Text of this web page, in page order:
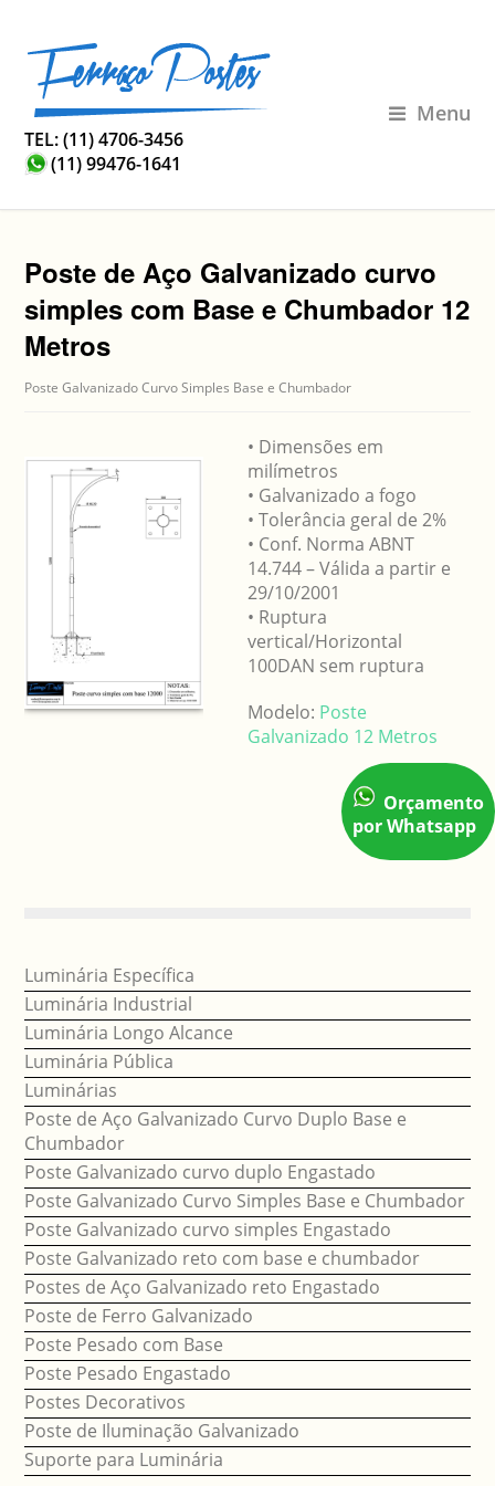
TEL: (11) 4706-3456
(11) 99476-1641
Menu
Orçamento
por Whatsapp
Poste de Aço Galvanizado curvo
simples com Base e Chumbador 12
Metros
Poste Galvanizado Curvo Simples Base e Chumbador
• Dimensões em
milímetros
• Galvanizado a fogo
• Tolerância geral de 2%
• Conf. Norma ABNT
14.744 – Válida a partir e
29/10/2001
• Ruptura
vertical/Horizontal
100DAN sem ruptura
Modelo: Poste
Galvanizado 12 Metros
Luminária Específica
Luminária Industrial
Luminária Longo Alcance
Luminária Pública
Luminárias
Poste de Aço Galvanizado Curvo Duplo Base e
Chumbador
Poste Galvanizado curvo duplo Engastado
Poste Galvanizado Curvo Simples Base e Chumbador
Poste Galvanizado curvo simples Engastado
Poste Galvanizado reto com base e chumbador
Postes de Aço Galvanizado reto Engastado
Poste de Ferro Galvanizado
Poste Pesado com Base
Poste Pesado Engastado
Postes Decorativos
Poste de Iluminação Galvanizado
Suporte para Luminária